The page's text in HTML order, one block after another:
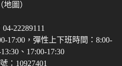
（地圖）
22289111
17:00，彈性上下班時間：8:00-
、17:00-17:30
：10927401